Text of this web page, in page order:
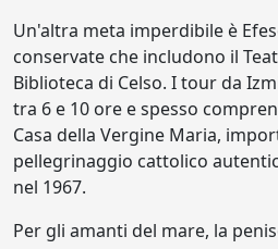
Un'altra meta imperdibile è
conservate che includono il
Biblioteca di Celso. I tour da
tra 6 e 10 ore e spesso
Casa della Vergine Maria,
pellegrinaggio cattolico
nel 1967.
Per gli amanti del mare, la